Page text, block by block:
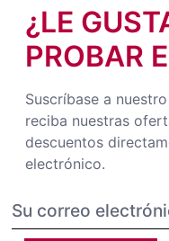
¿LE
PROBAR
Suscríbase a
reciba nuestras
descuentos
electrónico.